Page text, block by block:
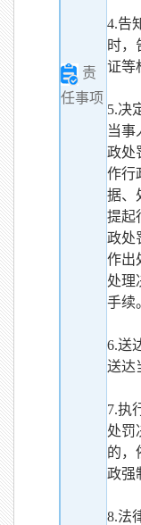
责
任事项
4.告
时，
证等
5.决
当事
政处
作行
据、
提起
政处
作出
处理
手续
6.送
送达
7.执
处罚
的，
政强
8.法